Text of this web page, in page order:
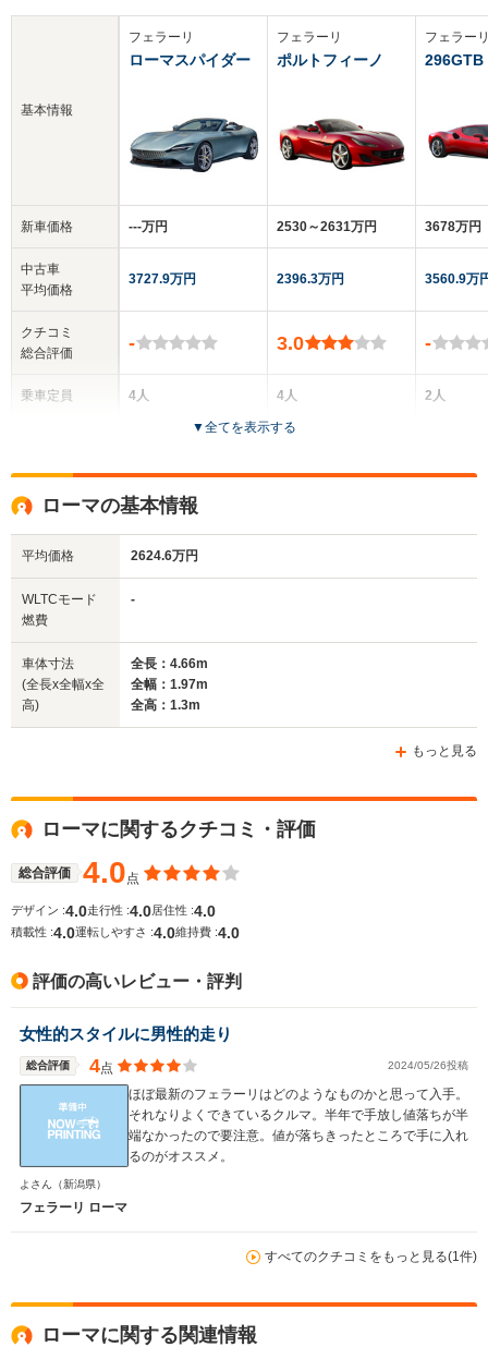
基本情報
新車価格
中古車
平均価格
クチコミ
総合評価
乗車定員
サイズ
(全長x全幅x全高)
WLTCモード
燃費
フェラーリ
ローマスパイダー
‐‐‐万円
3727.9万円
-
4人
全高
1.31m
フェラーリ
ポルトフィーノ
2530～2631万円
2396.3万円
3.0
4人
2ドア
フェラー
296GTB
3678万円
3560.9万
-
2人
▼全てを表示する
ローマの基本情報
平均価格 2624.6万円
WLTCモード
燃費
-
車体寸法
(全長x全幅x全
高)
全長：4.66m
全幅：1.97m
全高：1.3m
もっと見る
ローマに関するクチコミ・評価
総合評価 4.0点
デザイン :4.0走行性 :4.0 居住性 :4.0
積載性 :4.0運転しやすさ :4.0維持費 :4.0
評価の高いレビュー・評判
女性的スタイルに男性的走り
総合評価 4点 2024/05/26投稿
ほぼ最新のフェラーリはどのようなものかと思って入手。
それなりよくできているクルマ。半年で手放し値落ちが半
端なかったので要注意。値が落ちきったところで手に入れ
るのがオススメ。
よさん （新潟県）
フェラーリ ローマ
すべてのクチコミをもっと見る(1件)
ローマに関する関連情報